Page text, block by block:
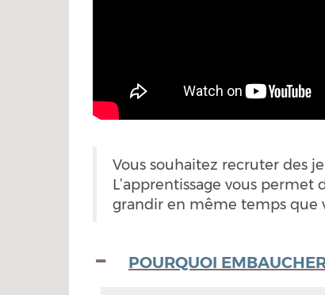
Vous souhaitez recruter des
L’apprentissage vous
grandir en même temps que
POURQUOI